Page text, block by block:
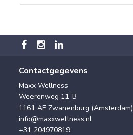
Contactgegevens
Maxx Wellness
Weerenweg 11-B
1161 AE Zwanenburg (Amsterdam)
info@maxxwellness.nl
+31 204970819